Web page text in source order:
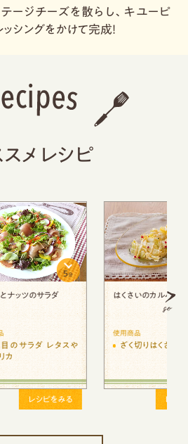
ージチーズを散らし、キユーピ
シングをかけて完成！
スメレシピ
5分
や
はくさいのカルパッチョ風
5分
ざく切りはくさい